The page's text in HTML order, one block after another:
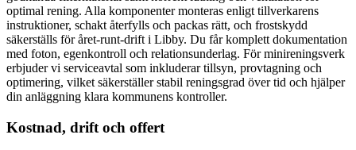
optimal rening. Alla komponenter monteras enligt tillverkarens
instruktioner, schakt återfylls och packas rätt, och frostskydd
säkerställs för året-runt-drift i Libby. Du får komplett dokumentation
med foton, egenkontroll och relationsunderlag. För minireningsverk
erbjuder vi serviceavtal som inkluderar tillsyn, provtagning och
optimering, vilket säkerställer stabil reningsgrad över tid och hjälper
din anläggning klara kommunens kontroller.
Kostnad, drift och offert